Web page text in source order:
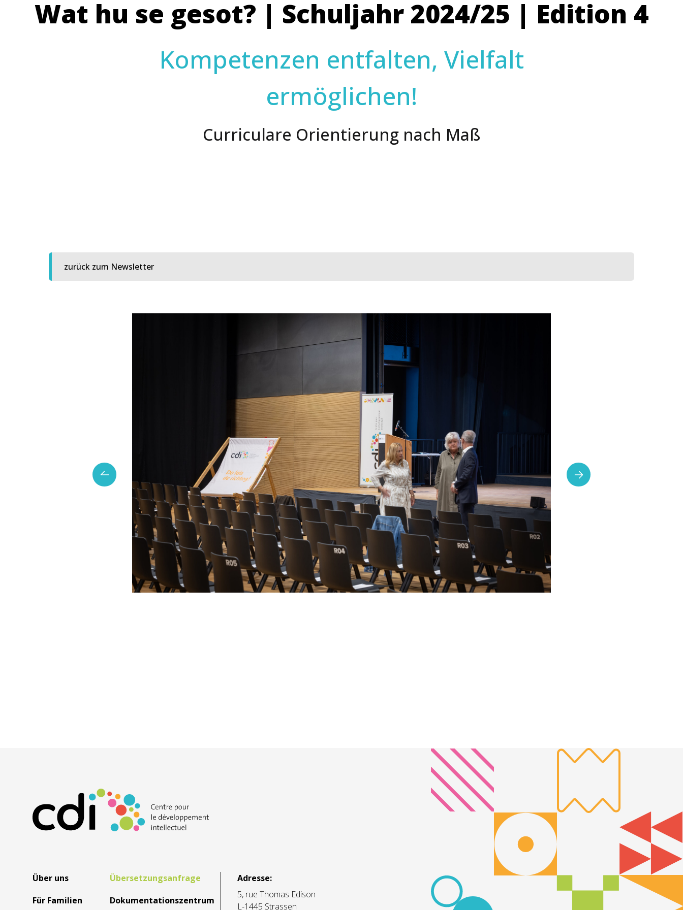
Wat hu se gesot? | Schuljahr 2024/25 | Edition 4
Kompetenzen entfalten, Vielfalt
ermöglichen!
Curriculare Orientierung nach Maß
zurück zum Newsletter
Über uns
Für Familien
Übersetzungsanfrage
Dokumentationszentrum
Adresse:
5, rue Thomas Edison
L-1445 Strassen